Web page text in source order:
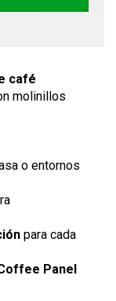
café
molinillos
o entornos
para cada
Panel